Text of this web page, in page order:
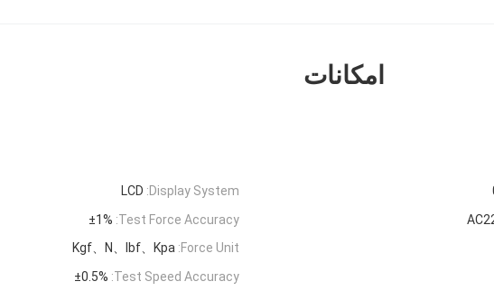
امکانات
Display System:
LCD
Test Force Accuracy:
±1%
Force Unit:
Kgf、N、lbf、Kpa
Test Speed Accuracy:
±0.5%